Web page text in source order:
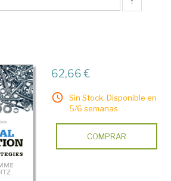
62,66 €
Sin Stock. Disponible en
5/6 semanas.
COMPRAR